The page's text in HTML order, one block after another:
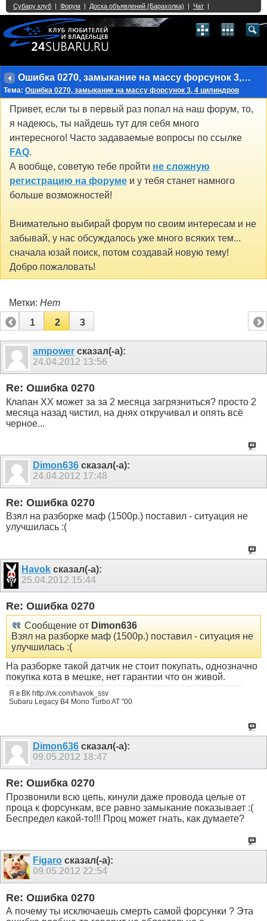
Ошибка 0270, замыкание на массу форсунок 3, 4 цилиндров
Тема: Ошибка 0270, замыкание на массу форсунок 3, 4 цилиндров
Привет, если ты в первый раз попал на наш форум, то,
я надеюсь, ты найдешь тут для себя много
интересного! Часто задаваемые вопросы по ссылке
FAQ.
А вообще, советую тебе пройти не сложную
регистрацию на форуме и у тебя станет намного
больше возможностей!
Внимательно выбирай форум по своим интересам и не
забывай, у нас обсуждалось уже много всяких тем...
сначала юзай поиск, потом создавай новую тему!
Добро пожаловать!
Метки: Нет
1
2 3
ampower сказал(-а):
24.04.2012 13:56
Re: Ошибка 0270
Клапан ХХ может за за 2 месяца загрязниться? просто 2
месяца назад чистил, на днях откручивал и опять всё
черное...
Dimon636 сказал(-а):
24.04.2012 17:48
Re: Ошибка 0270
Взял на разборке маф (1500р.) поставил - ситуация не
улучшилась :(
Havokсказал(-а):
25.04.2012 15:44
Re: Ошибка 0270
Сообщение от Dimon636
Взял на разборке маф (1500р.) поставил - ситуация не
улучшилась :(
На разборке такой датчик не стоит покупать, однозначно
покупка кота в мешке, нет гарантии что он живой.
Я в ВК http://vk.com/havok_ssv
Subaru Legacy B4 Mono Turbo AT "00
Dimon636 сказал(-а):
09.05.2012 18:47
Re: Ошибка 0270
Прозвонили всю цепь, кинули даже провода целые от
проца к форсункам, все равно замыкание показывает :(
Беспредел какой-то!!! Проц может гнать, как думаете?
Figaro сказал(-а):
09.05.2012 22:54
Re: Ошибка 0270
А почему ты исключаешь смерть самой форсунки ? Эта
Single Sign On provided byvBSSO
2 3 4 5 6 7 8 9 10 11 12 13 14 15 16 17 18 21 22 23 24 25 26
27 28 29 30 31 32 33 40 41 42 43